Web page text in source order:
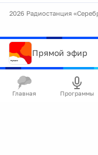
2026 Радиостанция
Прямой эфир
Главная Программы